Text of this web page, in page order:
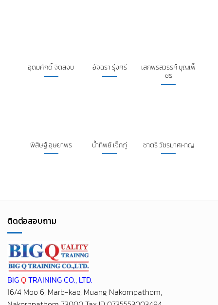
อุดมศักดิ์ จิตสงบ อัจฉรา รุ่งศรี
เสกพรสวรรค์ บุญเพ็
ชร
พิสิษฐ์ อุษยาพร น้ำทิพย์ เจ็กภู่ ชาตรี วัชรมาศหาญ
ติดต่อสอบถาม
BIGQTRAINING CO., LTD.
16/4 Moo 6, Marb-kae, Muang Nakornpathom,